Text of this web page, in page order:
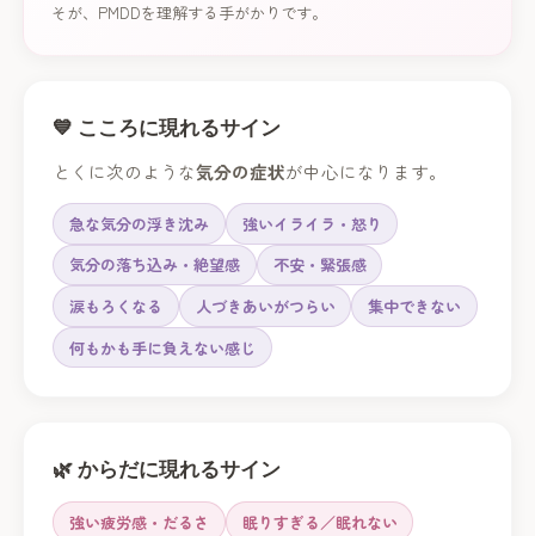
そが、PMDDを理解する手がかりです。
💙 こころに現れるサイン
とくに次のような気分の症状が中心になります。
急な気分の浮き沈み
強いイライラ・怒り
気分の落ち込み・絶望感
不安・緊張感
涙もろくなる
人づきあいがつらい
集中できない
何もかも手に負えない感じ
🌿 からだに現れるサイン
強い疲労感・だるさ
眠りすぎる／眠れない